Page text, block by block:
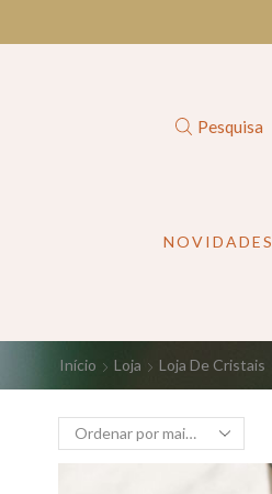
Pesquisa
NOVIDADES
Início Loja Loja De Cristais